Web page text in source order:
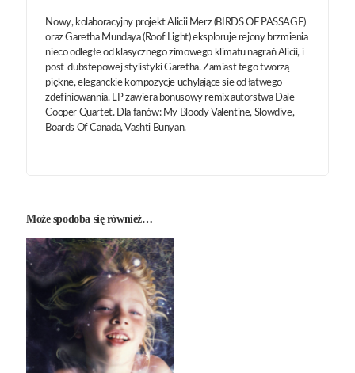
Nowy, kolaboracyjny projekt Alicii Merz (BIRDS OF PASSAGE)
oraz Garetha Mundaya (Roof Light) eksploruje rejony brzmienia
nieco odległe od klasycznego zimowego klimatu nagrań Alicii, i
post-dubstepowej stylistyki Garetha. Zamiast tego tworzą
piękne, eleganckie kompozycje uchylające sie od łatwego
zdefiniowannia. LP zawiera bonusowy remix autorstwa Dale
Cooper Quartet. Dla fanów: My Bloody Valentine, Slowdive,
Boards Of Canada, Vashti Bunyan.
Może spodoba się również…